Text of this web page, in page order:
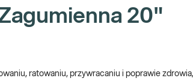
20"
ratowaniu, przywracaniu i poprawie